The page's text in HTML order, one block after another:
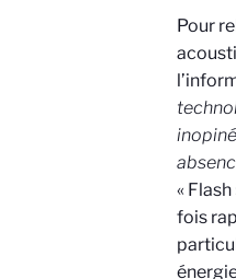
Pour
« Flash
fois